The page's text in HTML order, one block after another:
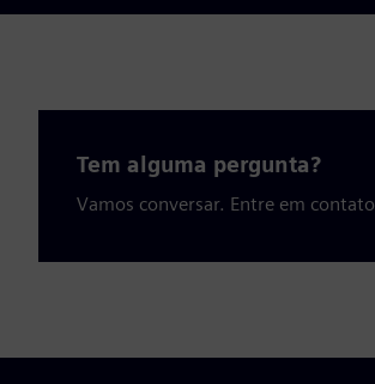
Tem alguma pergunta?
Vamos conversar. Entre em